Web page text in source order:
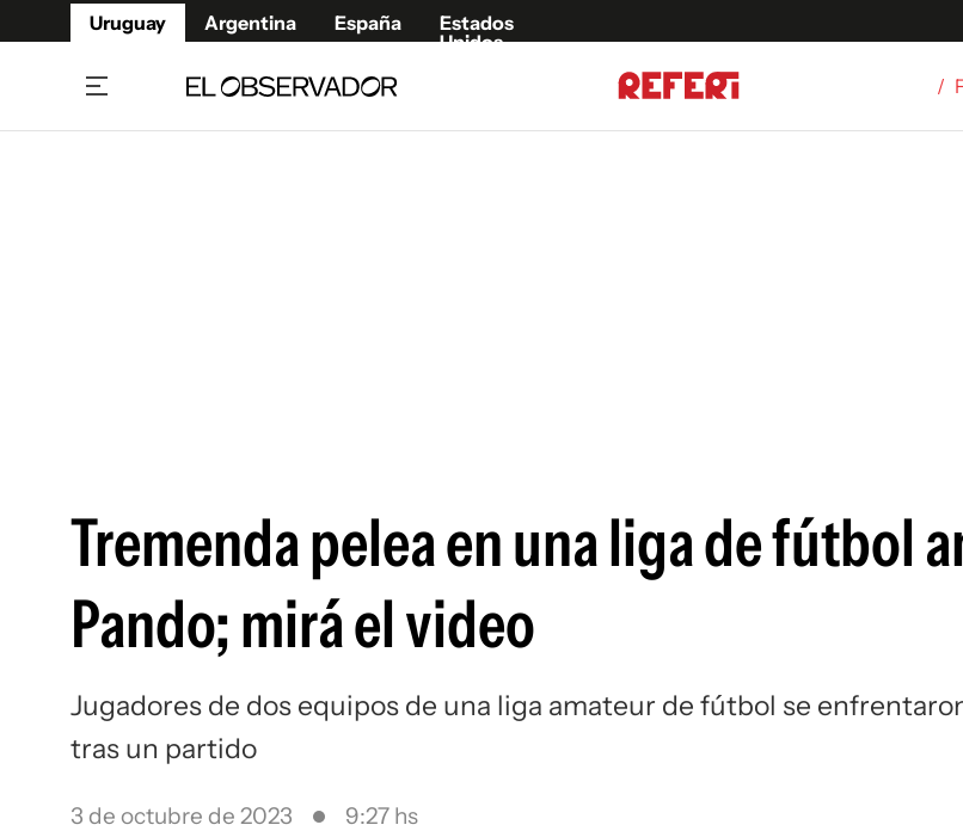
Uruguay Argentina España
Estados
Unidos
/
Tremenda pelea en una liga de fútbol
Pando; mirá el video
Jugadores de dos equipos de una liga amateur de fútbol se
tras un partido
3 de octubre de 2023 9:27 hs